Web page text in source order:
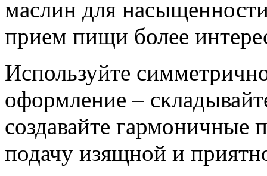
маслин для насыщенности
прием пищи более
Используйте
оформление –
создавайте гармоничные
подачу изящной и